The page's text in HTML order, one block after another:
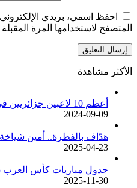
احفظ اسمي، بريدي
المتصفح لاستخدامها المرة
الأكثر مشاهدة
أعظم 10 لاعبين جزائريين في تاريخ كرة القدم
2024-09-09
هدّاف بالفطرة.. أمين
2025-04-23
جدول مباريات كأس العرب 2025 والقنوات الناقلة المفتوحة
2025-11-30